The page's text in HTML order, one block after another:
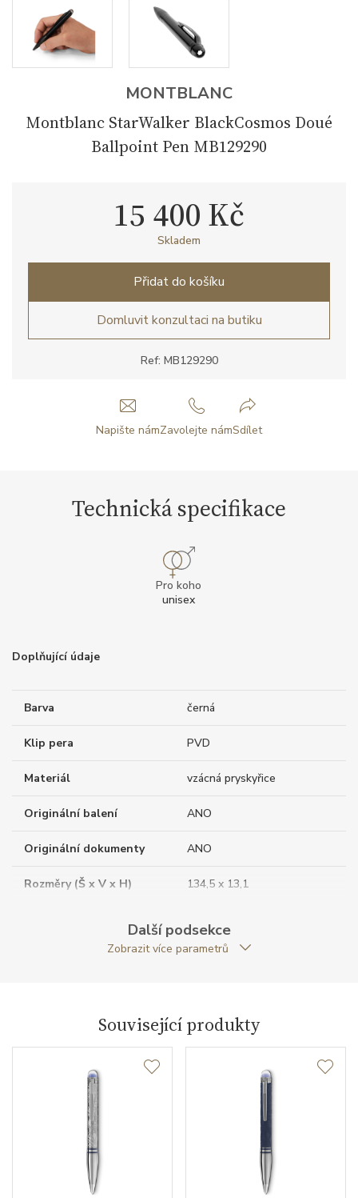
MONTBLANC
Montblanc StarWalker BlackCosmos Doué
Ballpoint Pen MB129290
Ref: MB129290
15 400 Kč
Skladem
Přidat do košíku
Domluvit konzultaci na butiku
Napište námZavolejte námSdílet
Technická specifikace
Pro koho
unisex
Doplňující údaje
Barva černá
Klip pera PVD
Materiál vzácná pryskyřice
Originální balení ANO
Originální dokumenty ANO
Rozměry (Š x V x H) 134,5 x 13,1
42.04
Další podsekce
Zobrazit více parametrů
Související produkty